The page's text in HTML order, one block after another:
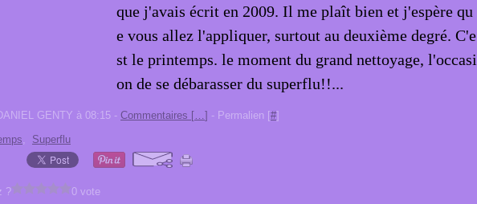
que j'avais écrit en 2009. Il me plaît bien et j'espère qu
e vous allez l'appliquer, surtout au deuxième degré. C'e
st le printemps. le moment du grand nettoyage, l'occasi
on de se débarasser du superflu!!...
GENTY à 08:15 - Commentaires […] - Permalien [#]
, Superflu
?
0 vote